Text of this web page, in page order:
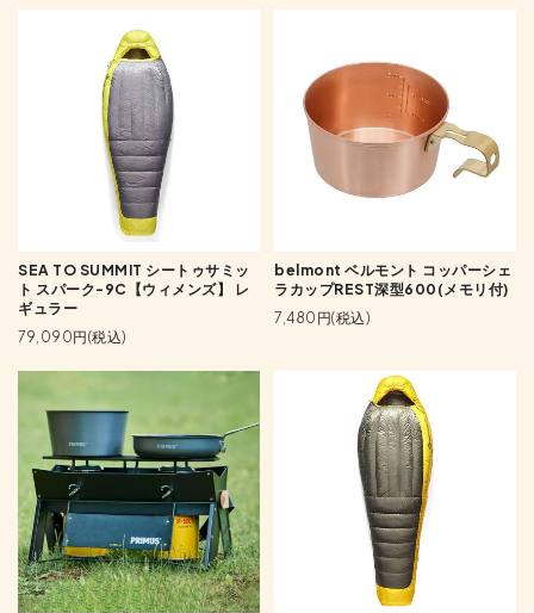
SEA TO SUMMIT シートゥサミッ
ト スパーク-9C【ウィメンズ】 レ
ギュラー
79,090円(税込)
belmont ベルモント コッパーシェ
ラカップREST深型600(メモリ付)
7,480円(税込)